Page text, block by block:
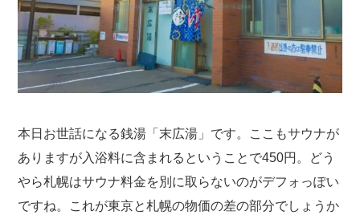
本日お世話になる銭湯「末広湯」です。ここもサウナが
ありますが入浴料に含まれるということで450円。どう
やら札幌はサウナ料金を別に取らないのがデフォっぽい
ですね。これが東京と札幌の物価の差の部分でしょうか